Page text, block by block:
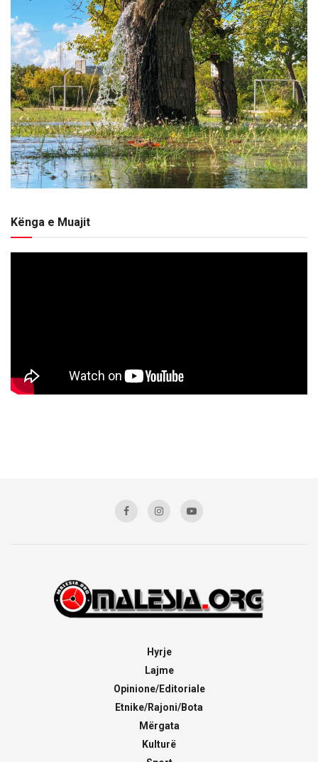
Kënga e Muajit
Hyrje
Lajme
Opinione/Editoriale
Etnike/Rajoni/Bota
Mërgata
Kulturë